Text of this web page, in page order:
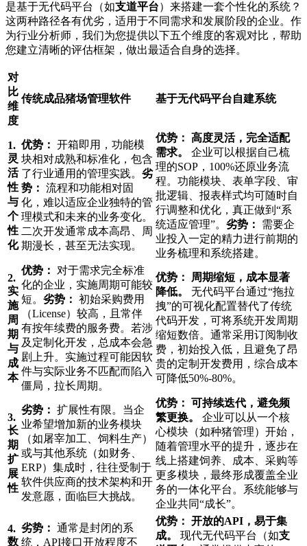
是基于无代码平台（如支道平台）来搭建一套个性化的系统？
这两种路径各有优劣，适用于不同需求和发展阶段的企业。作
为行业分析师，我们为您提供以下五个维度的客观对比，帮助
您建立清晰的评估框架，做出最适合自身的选择。
对
比
维
度
传统成品猪场管理软件 基于无代码平台自建系统
1.
灵
活
性
与
个
性
化
优势： 开箱即用，功能模
块相对成熟和标准化，包含
了行业通用的管理实践。 劣
势： 流程和功能相对固
化，难以适应企业独特的管
理模式和未来的业务变化。
二次开发通常成本高昂、周
期漫长，甚至无法实现。
优势： 高度灵活，完全适配
需求。
企业可以根据自己梳
理的SOP，100%还原业务流
程。功能模块、表单字段、审
批逻辑、报表样式均可随时自
行调整和优化，真正做到“系
统适应管理”。 劣势：
需要企
业投入一定的精力进行前期的
业务梳理和系统搭建。
2.
实
施
周
期
与
成
本
优势：
对于需求完全标准
化的企业，实施周期可能较
短。 劣势： 初始采购费用
（License）较高，且常伴
有按年续费的服务费。若涉
及定制化开发，总成本会急
剧上升。实施过程可能因软
件与实际业务不匹配而陷入
僵局，拉长周期。
优势：
周期缩短，成本显著
降低。
无代码平台通过“拖拉
拽”的可视化配置替代了传统
代码开发，可将系统开发周期
缩短数倍。通常采用订阅制收
费，初始投入低，且避免了昂
贵的定制开发费用，综合成本
可降低50%-80%。
3.
长
期
扩
展
性
劣势： 扩展性有限。当企
业希望增加新的业务模块
（如屠宰加工、饲料生产）
或与其他系统（如财务、
ERP）集成时，往往受制于
软件供应商的技术架构和开
发意愿，面临巨大挑战。
优势： 可持续迭代，避免频
繁更换。
企业可以从一个核
心模块（如种猪管理）开始，
随着管理水平的提升，逐步在
线上搭建饲养、成本、采购等
更多模块，最终形成覆盖全业
务的一体化平台。系统能够与
企业共同“成长”。
4.
数
劣势： 通常是封闭的系
统，API接口开放程度不
优势： 开放的API，易于集
成。
现代无代码平台（如支